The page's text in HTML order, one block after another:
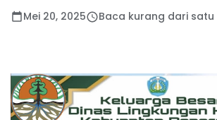
Mei 20, 2025 Baca kurang dari satu